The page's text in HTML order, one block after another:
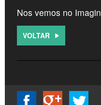
Nos vemos no
VOLTAR